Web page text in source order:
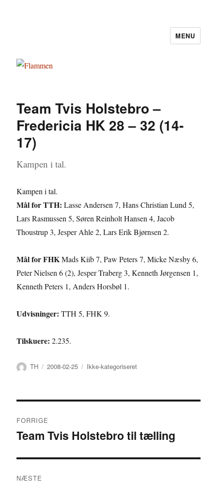
MENU
Team Tvis Holstebro –
Fredericia HK 28 – 32 (14-
17)
Kampen i tal.
Kampen i tal.
Mål for TTH: Lasse Andersen 7, Hans Christian Lund 5,
Lars Rasmussen 5, Søren Reinholt Hansen 4, Jacob
Thoustrup 3, Jesper Ahle 2, Lars Erik Bjørnsen 2.
Mål for FHKMads Kiib 7, Paw Peters 7, Micke Næsby 6,
Peter Nielsen 6 (2), Jesper Traberg 3, Kenneth Jørgensen 1,
Kenneth Peters 1, Anders Horsbøl 1.
Udvisninger: TTH 5, FHK 9.
Tilskuere: 2.235.
Forfatter
TH Udgivet
2008-02-25 Kategorier
Ikke-kategoriseret
FORRIGE
Forrige
Team Tvis Holstebro til tælling
NÆSTE